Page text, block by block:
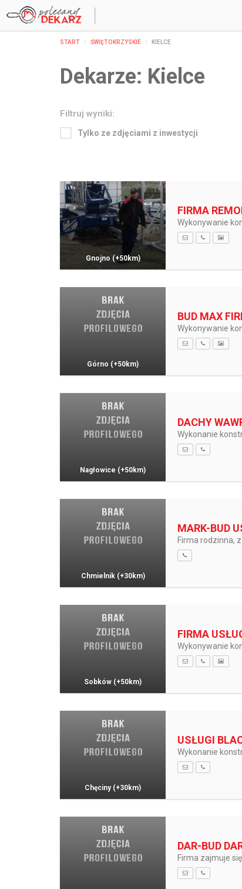
START ŚWIĘTOKRZYSKIE KIELCE
Dekarze: Kielce
Filtruj wyniki:
Tylko ze zdjęciami z inwestycji
Gnojno (+50km)
FIRMA
Wykonywanie
Górno (+50km)
BUD MAX
Wykonywanie
Nagłowice (+50km)
DACHY
Wykonanie
Chmielnik(+30km)
MARK-BUD
Firma rodzinna,
Sobków (+50km)
FIRMA
Wykonywanie
Chęciny(+30km)
USŁUGI
Wykonanie
DAR-BUD
Firma zajmuje